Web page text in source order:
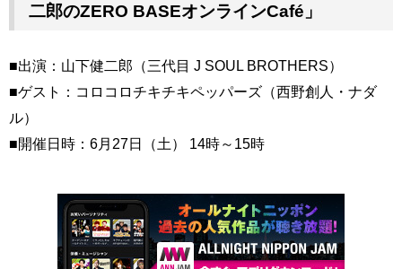
二郎のZERO BASEオンラインCafé」
■出演：山下健二郎（三代目 J SOUL BROTHERS）
■ゲスト：コロコロチキチキペッパーズ（西野創人・ナダ
ル）
■開催日時：6月27日（土） 14時～15時